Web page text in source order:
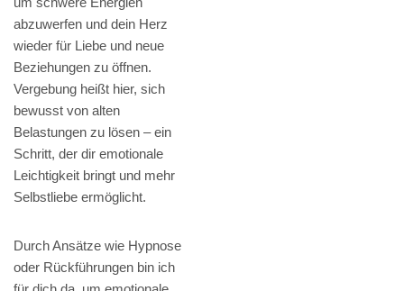
abzuwerfen und dein Herz
wieder für Liebe und neue
Beziehungen zu öffnen.
Vergebung heißt hier, sich
bewusst von alten
Belastungen zu lösen – ein
Schritt, der dir emotionale
Leichtigkeit bringt und mehr
Selbstliebe ermöglicht.
Durch Ansätze wie Hypnose
oder Rückführungen bin ich